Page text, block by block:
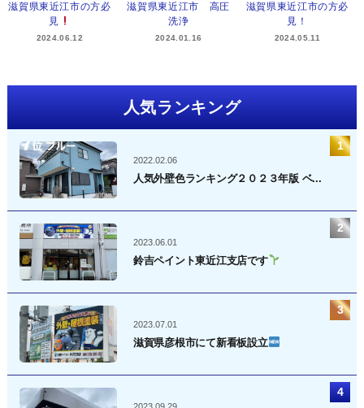
滋賀県東近江市の方必
見
2024.06.12
滋賀県東近江市 高圧
洗浄
2024.01.16
滋賀県東近江市の方必
見！
2024.05.11
人気ランキング
2022.02.06
人気外壁色ランキング２０２３年版 ベ...
2023.06.01
鈴吉ペイント東近江支店です
2023.07.01
滋賀県彦根市にて新看板設立